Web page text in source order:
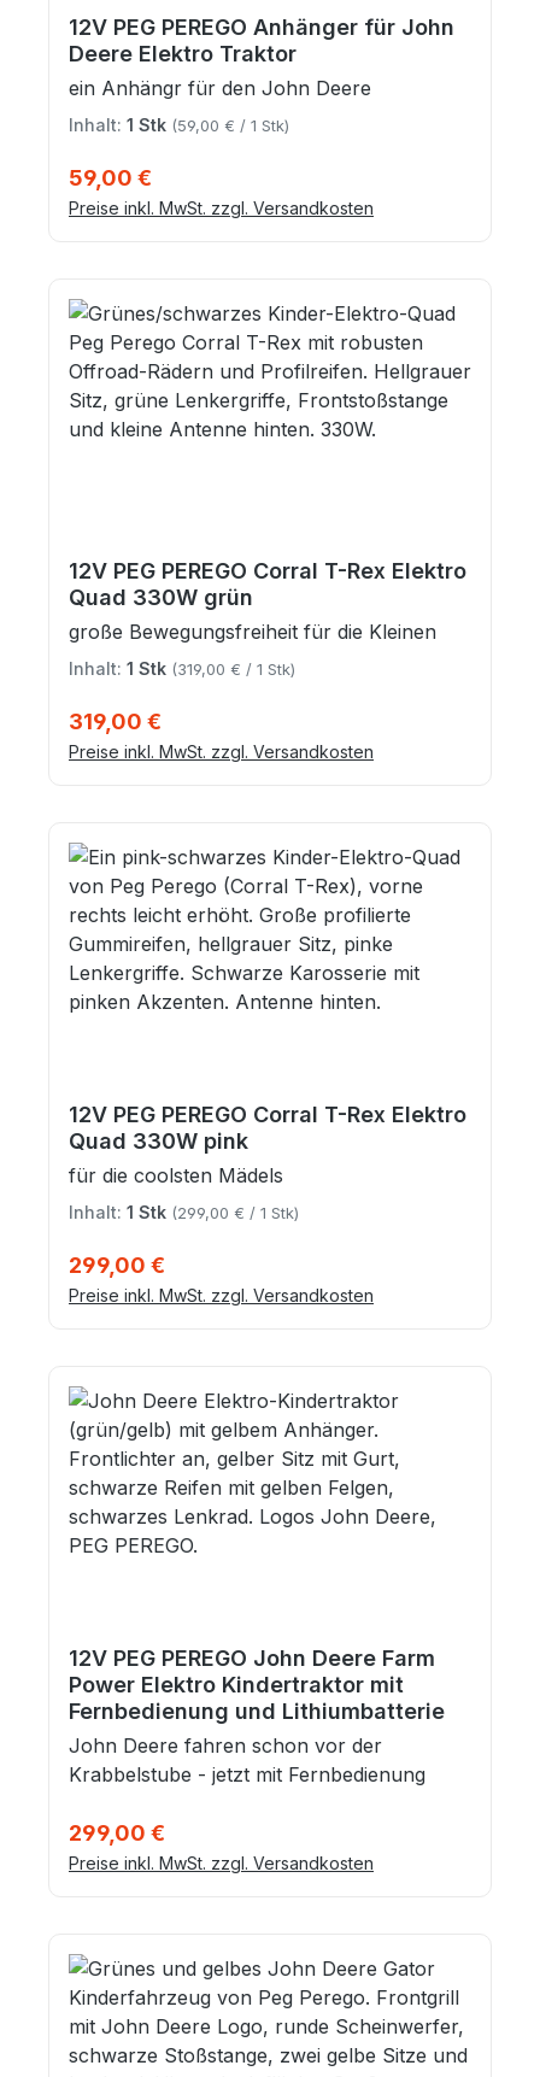
12V PEG PEREGO Anhänger für John
Deere Elektro Traktor
ein Anhängr für den John Deere
Inhalt: 1 Stk (59,00 € / 1 Stk)
59,00 €
Preise inkl. MwSt. zzgl. Versandkosten
12V PEG PEREGO Corral T-Rex Elektro
Quad 330W grün
große Bewegungsfreiheit für die Kleinen
Inhalt: 1 Stk (319,00 € / 1 Stk)
319,00 €
Preise inkl. MwSt. zzgl. Versandkosten
12V PEG PEREGO Corral T-Rex Elektro
Quad 330W pink
für die coolsten Mädels
Inhalt: 1 Stk (299,00 € / 1 Stk)
299,00 €
Preise inkl. MwSt. zzgl. Versandkosten
12V PEG PEREGO John Deere Farm
Power Elektro Kindertraktor mit
Fernbedienung und Lithiumbatterie
John Deere fahren schon vor der
Krabbelstube - jetzt mit Fernbedienung
299,00 €
Preise inkl. MwSt. zzgl. Versandkosten